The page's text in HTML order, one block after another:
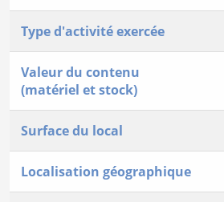
Type d'activité exercée
Valeur du contenu
(matériel et stock)
Surface du local
Localisation géographique